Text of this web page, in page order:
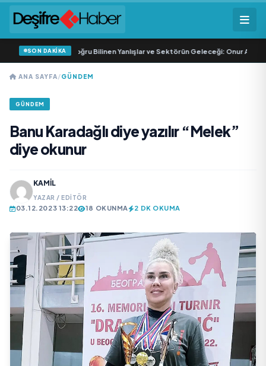
SON DAKİKA
(SMP) Doğru Bilinen Yanlışlar ve Sektörün Geleceği: Onur
ANA SAYFA/GÜNDEM
GÜNDEM
Banu Karadağlı diye yazılır “Melek”
diye okunur
KAMIL
YAZAR / EDITÖR
03.12.2023 13:22 18 OKUNMA 2 DK OKUMA